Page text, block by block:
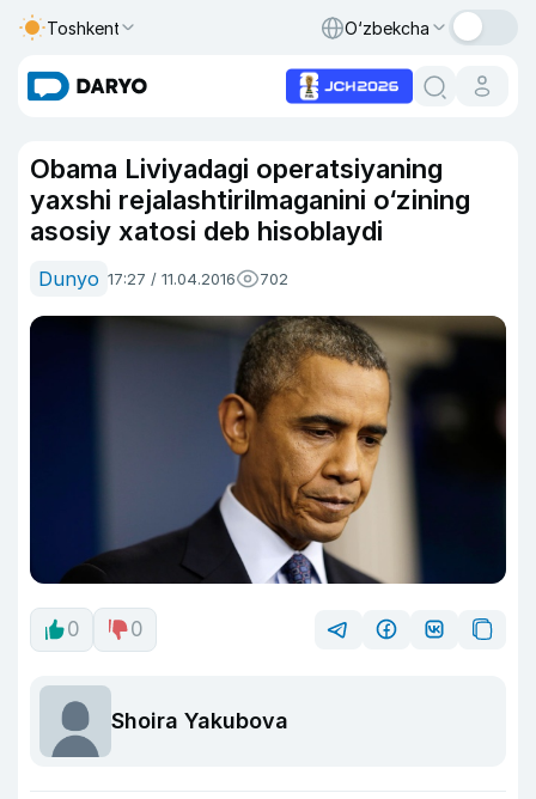
Toshkent O‘zbekcha
Obama Liviyadagi operatsiyaning
yaxshi rejalashtirilmaganini o‘zining
asosiy xatosi deb hisoblaydi
Dunyo 17:27 / 11.04.2016 702
0 0
Shoira Yakubova